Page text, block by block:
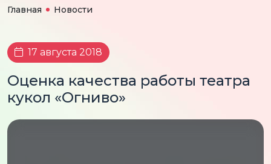
Главная Новости
17 августа 2018
Оценка качества работы театра
кукол «Огниво»